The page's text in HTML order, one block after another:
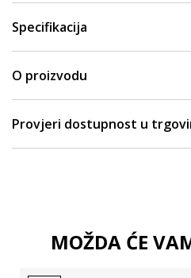
Specifikacija
O proizvodu
Provjeri dostupnost u
MOŽDA ĆE